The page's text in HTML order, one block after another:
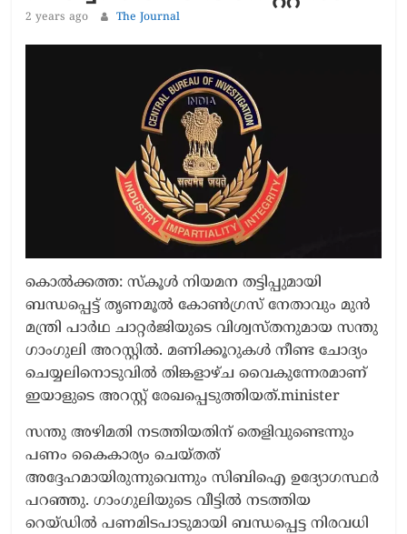
2 years ago The Journal
കൊൽക്കത്ത: സ്‌കൂൾ നിയമന തട്ടിപ്പുമായി
ബന്ധപ്പെട്ട് തൃണമൂൽ കോൺഗ്രസ് നേതാവും മുൻ
മന്ത്രി പാർഥ ചാറ്റർജിയുടെ വിശ്വസ്തനുമായ സന്തു
ഗാംഗുലി അറസ്റ്റിൽ. മണിക്കൂറുകൾ നീണ്ട ചോദ്യം
ചെയ്യലിനൊടുവിൽ തിങ്കളാഴ്ച വൈകുന്നേരമാണ്
ഇയാളുടെ അറസ്റ്റ് രേഖപ്പെടുത്തിയത്.minister
സന്തു അഴിമതി നടത്തിയതിന് തെളിവുണ്ടെന്നും
പണം കൈകാര്യം ചെയ്തത്
അദ്ദേഹമായിരുന്നുവെന്നും സിബിഐ ഉദ്യോഗസ്ഥർ
പറഞ്ഞു. ഗാംഗുലിയുടെ വീട്ടിൽ നടത്തിയ
റെയ്ഡിൽ പണമിടപാടുമായി ബന്ധപ്പെട്ട നിരവധി